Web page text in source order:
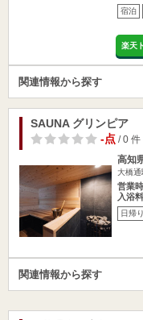
宿泊
楽天
関連情報から探す
SAUNA グリンピア
-点/ 0 件
高知
大橋
営業
入浴
日帰り
関連情報から探す